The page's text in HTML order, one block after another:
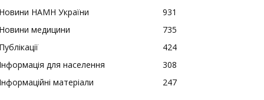
Новини НАМН України
931
Новини медицини
735
Публікації
424
Інформація для населення
308
Інформаційні матеріали
247